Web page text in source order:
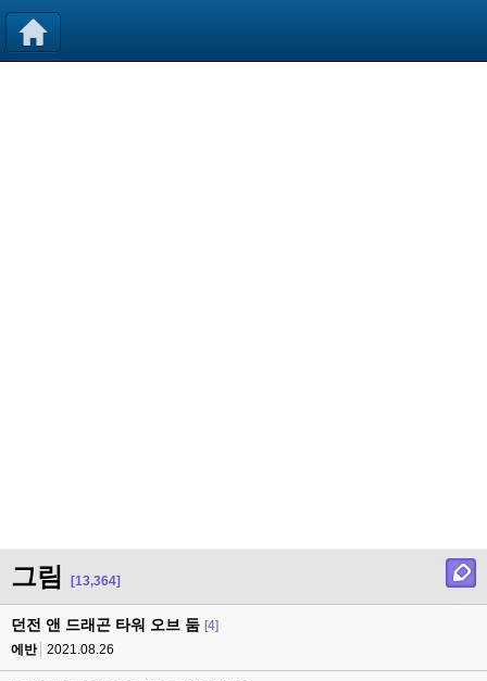
그림 [13,364]
던전 앤 드래곤 타워 오브 둠 [4]
에반
2021.08.26